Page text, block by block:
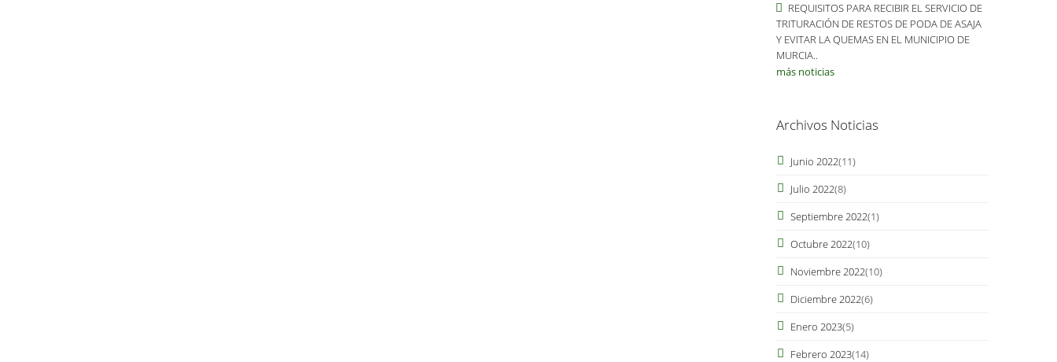
REQUISITOS PARA RECIBIR EL SERVICIO DE
TRITURACIÓN DE RESTOS DE PODA DE ASAJA
Y EVITAR LA QUEMAS EN EL MUNICIPIO DE
MURCIA..
más noticias
Archivos Noticias
Junio 2022(11)
Julio 2022(8)
Septiembre 2022(1)
Octubre 2022(10)
Noviembre 2022(10)
Diciembre 2022(6)
Enero 2023(5)
Febrero 2023(14)